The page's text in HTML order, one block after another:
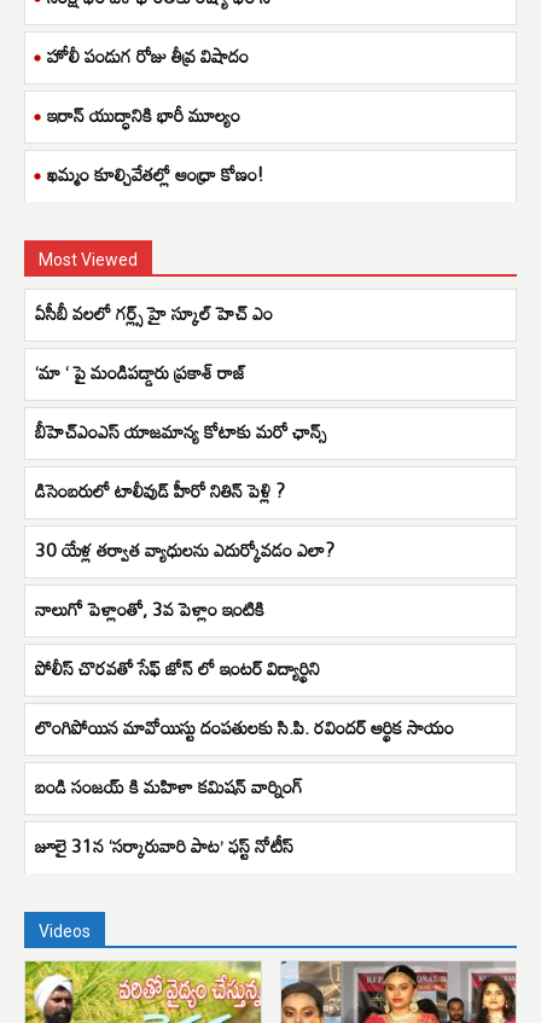
హోలీ పండుగ రోజు తీవ్ర విషాదం
ఇరాన్ యుద్ధానికి భారీ మూల్యం
ఖమ్మం కూల్చివేతల్లో ఆంధ్రా కోణం!
Most Viewed
ఏసీబీ వలలో గర్ల్స్ హై స్కూల్ హెచ్ ఎం
‘మా ‘ పై మండిపడ్డారు ప్రకాశ్ రాజ్
బీహెచ్ఎంఎస్ యాజమాన్య కోటాకు మరో ఛాన్స్
డిసెంబరులో టాలీవుడ్ హీరో నితిన్ పెళ్లి ?
30 యేళ్ల తర్వాత వ్యాధులను ఎదుర్కోవడం ఎలా?
నాలుగో పెళ్లాంతో, 3వ పెళ్లాం ఇంటికి
పోలీస్ చొరవతో సేఫ్ జోన్ లో ఇంటర్ విద్యార్థిని
లొంగిపోయిన మావోయిస్టు దంపతులకు సి.పి. రవిందర్ ఆర్థిక సాయం
బండి సంజయ్ కి మహిళా కమిషన్ వార్నింగ్
జూలై 31న ‘సర్కారువారి పాట’ ఫస్ట్‌ నోటీస్‌
Videos